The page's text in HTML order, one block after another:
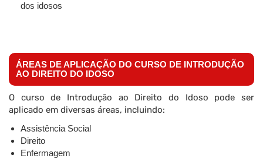
dos idosos
ÁREAS DE APLICAÇÃO DO CURSO DE INTRODUÇÃO
AO DIREITO DO IDOSO
O curso de Introdução ao Direito do Idoso pode ser
aplicado em diversas áreas, incluindo:
Assistência Social
Direito
Enfermagem